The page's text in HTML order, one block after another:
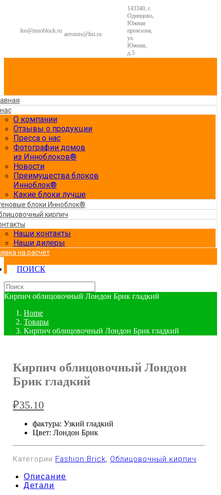
leo@innoblock.ru aeromix@list.ru
143340, г.
Одинцово,
Южная
промзона,
ул.
Южная,
д.5
О компании
Отзывы о продукции
Пресса о нас
Фотографии домов
из Инноблоков®
Новости
Преимущества блоков
Инноблок®
Какие блоки лучше
блоки Инноблок®
кирпич
Наши контакты
Наши дилеры
на расчёт
ПОИСК
Кирпич облицовочный Лондон Брик гладкий
Home
Товары
Кирпич облицовочный Лондон Брик гладкий
Кирпич облицовочный Лондон
Брик гладкий
₽35.10
фактура: Узкий гладкий
Цвет: Лондон Брик
Категории Fashion Brick Облицовочный кирпич
Описание
Детали